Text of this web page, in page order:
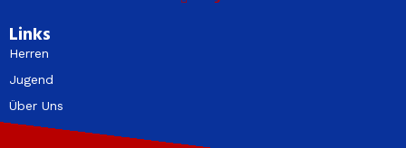
Links
Herren
Jugend
Über Uns